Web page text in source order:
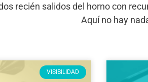
recién salidos del horno con
Aquí no hay
VISIBILIDAD